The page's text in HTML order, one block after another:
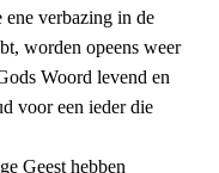
verbazing in de
worden opeens weer
Woord levend en
voor een ieder die
Geest hebben